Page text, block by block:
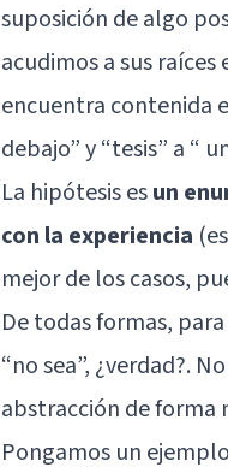
suposición de algo
acudimos a sus
encuentra contenida
debajo” y “tesis” a “
La hipótesis esun
con la experiencia
mejor de los casos,
De todas formas,
“no sea”, ¿verdad?.
abstracción de forma
Pongamos un